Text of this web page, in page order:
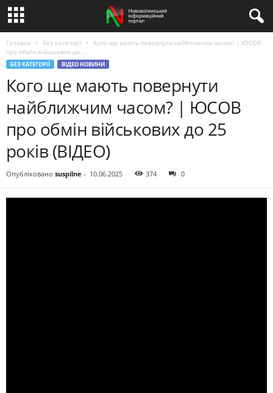
Головна Без категорії
Кого ще мають повернути найближчим часом? | ЮСОВ
про обмін військових до...
БЕЗ КАТЕГОРІЇ ВІДЕО НОВИНИ
Кого ще мають повернути
найближчим часом? | ЮСОВ
про обмін військових до 25
років (ВІДЕО)
Опубліковано suspilne - 10.06.2025 374 0